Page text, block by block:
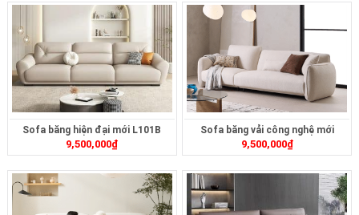
Sofa băng hiện đại mới L101B
9,500,000₫
Sofa băng vải công nghệ mới
ZB472
9,500,000₫